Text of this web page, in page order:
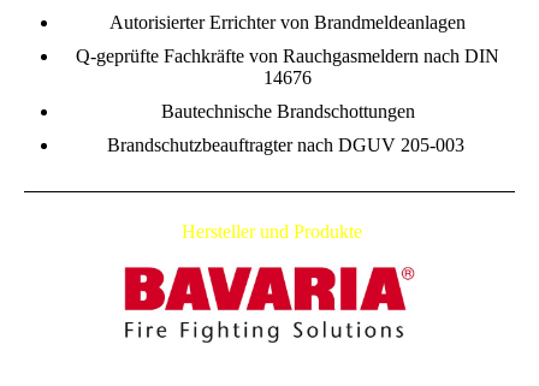
Autorisierter Errichter von Brandmeldeanlagen
Q-geprüfte Fachkräfte von Rauchgasmeldern nach DIN
14676
Bautechnische Brandschottungen
Brandschutzbeauftragter nach DGUV 205-003
Hersteller und Produkte